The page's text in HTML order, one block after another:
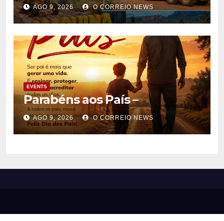
AGO 9, 2026 O CORREIO NEWS
EVENTS
Parabéns aos País –
AGO 9, 2026 O CORREIO NEWS